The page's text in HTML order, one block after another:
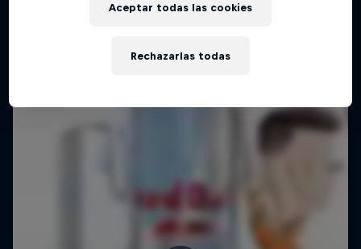
Rechazarlas todas
Aceptar todas las cookies